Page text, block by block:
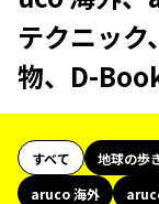
テクニック
物、D-
すべて 地球の歩
aruco 海外